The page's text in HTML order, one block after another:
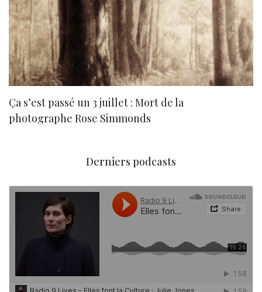
Ça s’est passé un 3 juillet : Mort de la
photographe Rose Simmonds
Derniers podcasts